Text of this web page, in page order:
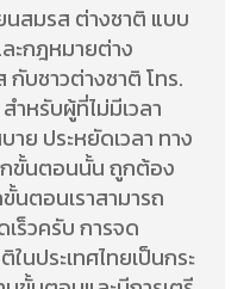
นสมรส ต่างชาติ แบบ
ะกฎหมายต่าง
กับชาวต่างชาติ โทร.
รับผู้ที่ไม่มีเวลา
ย ประหยัดเวลา ทาง
กขั้นตอนนั้น ถูกต้อง
ตอนเราสามารถ
เร็วครับ การจด
นประเทศไทยเป็นกระ